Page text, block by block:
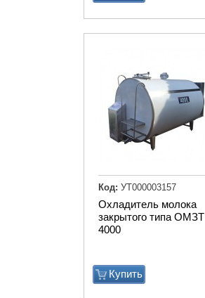
Охладитель молока
закрытого типа ОМЗТ
4000
Купить
Код: УТ000003157